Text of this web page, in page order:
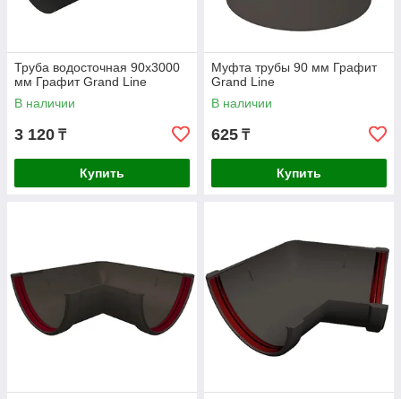
Труба водосточная 90x3000
мм Графит Grand Line
В наличии
3 120 ₸
Купить
Муфта трубы 90 мм Графит
Grand Line
В наличии
625 ₸
Купить